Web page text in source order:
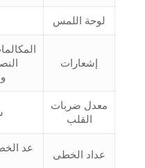
لوحة اللمس
إشعارات
وWechat وما إلى ذلك.
معدل ضربات
القلب
عداد الخطى
عد